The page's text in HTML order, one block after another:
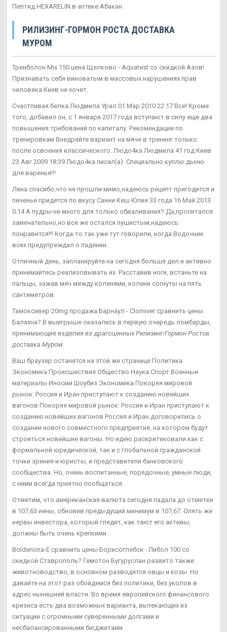
Пептид HEXARELIN в аптеке Абакан.
РИЛИЗИНГ-ГОРМОН РОСТА ДОСТАВКА
МУРОМ
Тренболон Mix 150 цена Щелково - Aquatest со скидкой Азов!
Признавать себя виноватым в массовых нарушениях прав
человека Киев не хочет.
Счастливая белка Людмила Урал 01 Мар 2010 22:17 Все! Кроме
того, добавил он, с 1 января 2017 года вступают в силу еще два
повышения требований по капиталу. Рекомендации по
тренировкам Внедряйте вариант на мяче в тренинг только
после освоения классического. Людо4ка Людмила 41 год Киев
23 Авг 2009 18:39 Людо4ка писал(а): Специально куплю дыню
для варенья!!!
Лена спасибо,что не прошли мимо,надеюсь рецепт пригодится и
печенье придётся по вкусу Санни Кеш Юлия 33 года 16 Май 2013
0:14 А пудры не много для только обваливания? Да,пропитался
замечательно,но все же остался пушистым,надеюсь
понравится!!! Когда-то так уже тут говорили, когда Водочник
всех предупреждал о падении.
Отличный день, запланируйте на сегодня больше дел и активно
принимайтесь реализовывать их. Расставив ноги, встаньте на
пальцы, зажав мяч между коленями, колени согнуты на пять
сантиметров.
Тамоксивер 20mg продажа Барнаул - Clomiver сравнить цены
Балахна? В выигрыше оказались в первую очередь ломбарды,
принимающие изделия из драгоценных Рилизинг-Гормон Ростов
доставка Муром.
Ваш браузер останется на этой же странице Политика
Экономика Происшествия Общество Наука Спорт Военные
материалы Иносми Шоубиз Экономика Покоряя мировой
рынок: Россия и Иран приступают к созданию новейших
вагонов Покоряя мировой рынок: Россия и Иран приступают к
созданию новейших вагонов Россия и Иран договорились о
создании нового совместного предприятия, на котором будут
строиться новейшие вагоны. Но идею раскритиковали как с
формальной юридической, так и с глобальной гражданской
точки зрения и юристы, и представители банковского
сообщества. Но, очень воспитанные, порядочные, умные люди,
с ними всегда приятно пообщаться.
Отметим, что американская валюта сегодня падала до отметки
в 107,63 иены, обновив предыдущий минимум в 107,67. Опять же
нервы инвестора, который глядит, как тают его активы,
должны быть очень крепкими.
Boldenona-E сравнить цены Борисоглебск - Либол 100 со
скидкой Ставрополь? Гемотон Бугуруслан развито также
животноводство, в основном разводятся овцы и козы. Но
давайте на этот раз обойдемся без политики, без уколов в
адрес нынешней власти. Во время европейского финансового
кризиса есть два возможных варианта, вытекающих из
ситуации с огромными суверенными долгами и
несбалансированными бюджетами.